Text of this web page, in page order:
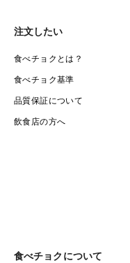
注文したい
食べチョクとは？
食べチョク基準
品質保証について
飲食店の方へ
食べチョクについて